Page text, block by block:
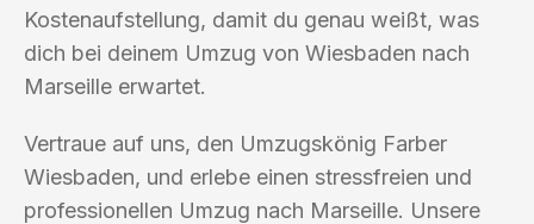
Kostenaufstellung, damit du genau weißt, was
dich bei deinem Umzug von Wiesbaden nach
Marseille erwartet.
Vertraue auf uns, den Umzugskönig Farber
Wiesbaden, und erlebe einen stressfreien und
professionellen Umzug nach Marseille. Unsere